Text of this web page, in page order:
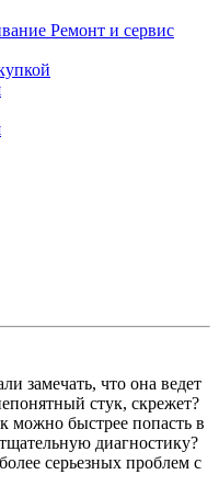
Ремонт и сервис
замечать, что она ведет
стук, скрежет?
можно быстрее попасть в
диагностику?
серьезных проблем с